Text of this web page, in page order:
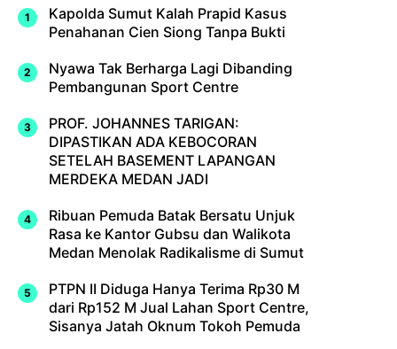
Kapolda Sumut Kalah Prapid Kasus
Penahanan Cien Siong Tanpa Bukti
Nyawa Tak Berharga Lagi Dibanding
Pembangunan Sport Centre
PROF. JOHANNES TARIGAN:
DIPASTIKAN ADA KEBOCORAN
SETELAH BASEMENT LAPANGAN
MERDEKA MEDAN JADI
Ribuan Pemuda Batak Bersatu Unjuk
Rasa ke Kantor Gubsu dan Walikota
Medan Menolak Radikalisme di Sumut
PTPN II Diduga Hanya Terima Rp30 M
dari Rp152 M Jual Lahan Sport Centre,
Sisanya Jatah Oknum Tokoh Pemuda